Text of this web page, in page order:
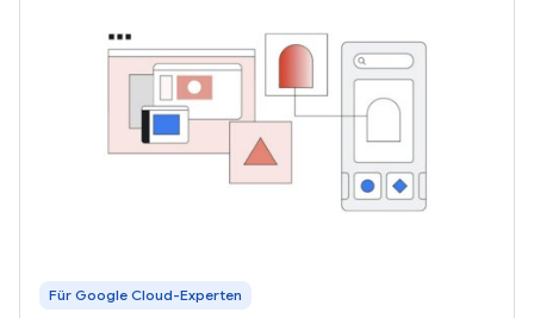
Für Google Cloud-Experten